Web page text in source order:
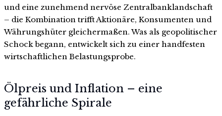
und eine zunehmend nervöse Zentralbanklandschaft
– die Kombination trifft Aktionäre, Konsumenten und
Währungshüter gleichermaßen. Was als geopolitischer
Schock begann, entwickelt sich zu einer handfesten
wirtschaftlichen Belastungsprobe.
Ölpreis und Inflation – eine
gefährliche Spirale